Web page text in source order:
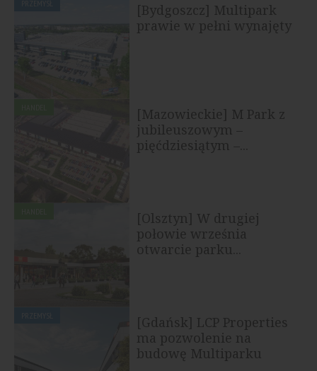
[Bydgoszcz] Multipark
prawie w pełni wynajęty
[Mazowieckie] M Park z
jubileuszowym –
pięćdziesiątym –...
[Olsztyn] W drugiej
połowie września
otwarcie parku...
[Gdańsk] LCP Properties
ma pozwolenie na
budowę Multiparku